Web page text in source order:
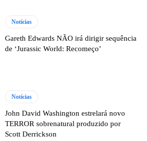
Notícias
Gareth Edwards NÃO irá dirigir sequência
de ‘Jurassic World: Recomeço’
Notícias
John David Washington estrelará novo
TERROR sobrenatural produzido por
Scott Derrickson